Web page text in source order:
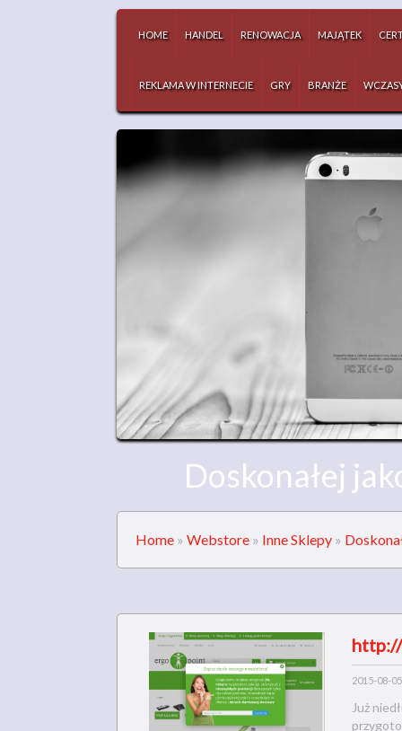
HOME HANDEL RENOWACJA MAJĄTEK
REKLAMA W INTERNECIE GRY BRANŻE
Doskonałej
Home » Webstore » Inne Sklepy »
2015-08-05
Już